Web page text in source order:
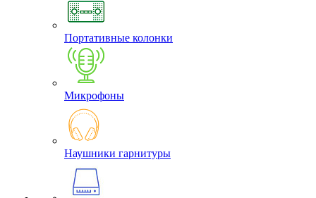
Портативные колонки
Микрофоны
Наушники гарнитуры